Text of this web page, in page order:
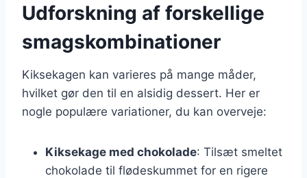
Udforskning af forskellige
smagskombinationer
Kiksekagen kan varieres på mange måder,
hvilket gør den til en alsidig dessert. Her er
nogle populære variationer, du kan overveje:
Kiksekage med chokolade: Tilsæt smeltet
chokolade til flødeskummet for en rigere